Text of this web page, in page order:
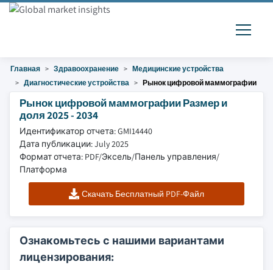
Главная Здравоохранение
Медицинские устройства
Диагностические устройства
Рынок цифровой маммографии
Рынок цифровой маммографии Размер и
доля 2025 - 2034
Идентификатор отчета: GMI14440
Дата публикации: July 2025
Формат отчета: PDF/Эксель/Панель управления/
Платформа
Скачать Бесплатный PDF-Файл
Ознакомьтесь с нашими вариантами
лицензирования: